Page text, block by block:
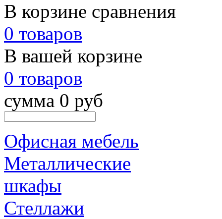
В корзине сравнения
0 товаров
В вашей корзине
0 товаров
сумма 0 руб
Офисная мебель
Металлические
шкафы
Стеллажи